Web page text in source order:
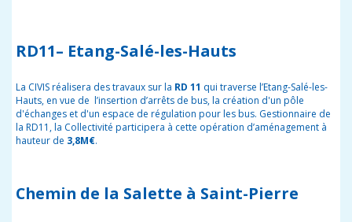
RD11– Etang-Salé-les-Hauts
La CIVIS réalisera des travaux sur la RD 11 qui traverse l’Etang-Salé-les-
Hauts, en vue de l’insertion d’arrêts de bus, la création d'un pôle
d'échanges et d'un espace de régulation pour les bus. Gestionnaire de
la RD11, la Collectivité participera à cette opération d’aménagement à
hauteur de 3,8M€.
Chemin de la Salette à Saint-Pierre